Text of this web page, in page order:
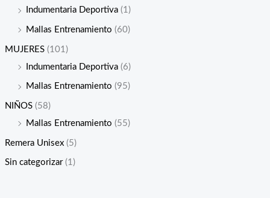
Indumentaria Deportiva (1)
Mallas Entrenamiento (60)
MUJERES (101)
Indumentaria Deportiva (6)
Mallas Entrenamiento (95)
NIÑOS (58)
Mallas Entrenamiento (55)
Remera Unisex (5)
Sin categorizar (1)